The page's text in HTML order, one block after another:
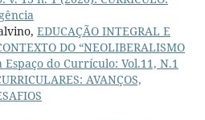
EDUCAÇÃO INTEGRAL E
DO “NEOLIBERALISMO
Espaço do Currículo: Vol.11, N.1
AVANÇOS,